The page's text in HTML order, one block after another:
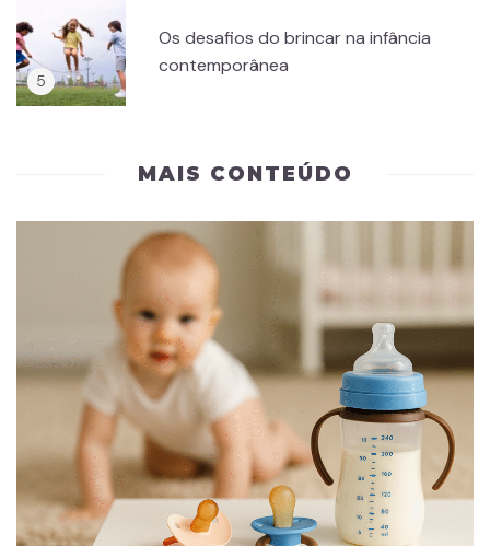
Os desafios do brincar na infância
contemporânea
MAIS CONTEÚDO